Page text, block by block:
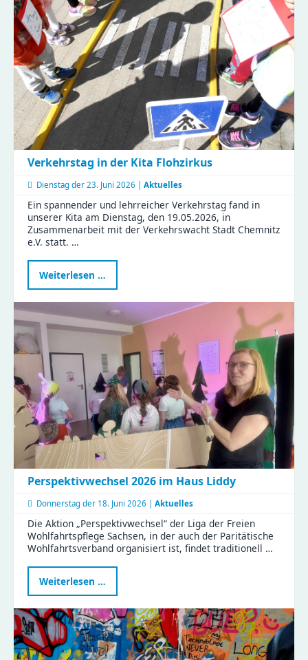
feiern
Muttertag
mit
Tiergeschichten
und
Bastelspaß
Verkehrstag in der Kita Flohzirkus
Dienstag der 23. Juni 2026 | Aktuelles
Ein spannender und lehrreicher Verkehrstag fand in
unserer Kita am Dienstag, den 19.05.2026, in
Zusammenarbeit mit der Verkehrswacht Stadt Chemnitz
e.V. statt. …
Weiterlesen …
in
der
Kita
Flohzirkus
Perspektivwechsel 2026 im Haus Liddy
Donnerstag der 18. Juni 2026 | Aktuelles
Die Aktion „Perspektivwechsel“ der Liga der Freien
Wohlfahrtspflege Sachsen, in der auch der Paritätische
Wohlfahrtsverband organisiert ist, findet traditionell …
Weiterlesen …
2026
im
Haus
Liddy